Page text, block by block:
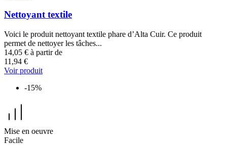
Nettoyant textile
Voici le produit nettoyant textile phare d’Alta Cuir. Ce produit
permet de nettoyer les tâches...
14,05 € à partir de
11,94 €
Voir produit
-15%
Mise en oeuvre
Facile